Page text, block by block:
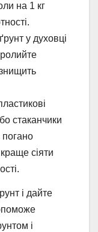
на 1 кг
у духовці
стаканчики
сіяти
і дайте
і